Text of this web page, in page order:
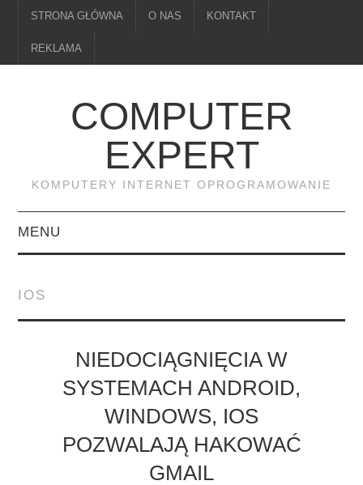
STRONA GŁÓWNA O NAS KONTAKT
REKLAMA
COMPUTER
EXPERT
KOMPUTERY INTERNET OPROGRAMOWANIE
MENU
MONITORY
NAPĘDY
OPROGRAMOWANIE
IOS
NIEDOCIĄGNIĘCIA W
SYSTEMACH ANDROID,
WINDOWS, IOS
POZWALAJĄ HAKOWAĆ
GMAIL